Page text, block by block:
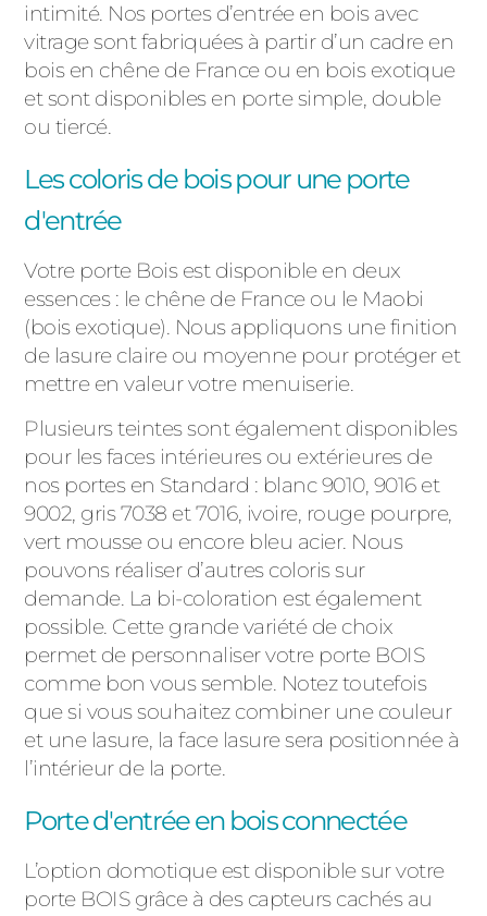
intimité. Nos portes d’entrée en bois avec
vitrage sont fabriquées à partir d’un cadre en
bois en chêne de France ou en bois exotique
et sont disponibles en porte simple, double
ou tiercé.
Les coloris de bois pour une porte
d'entrée
Votre porte Bois est disponible en deux
essences : le chêne de France ou le Maobi
(bois exotique). Nous appliquons une finition
de lasure claire ou moyenne pour protéger et
mettre en valeur votre menuiserie.
Plusieurs teintes sont également disponibles
pour les faces intérieures ou extérieures de
nos portes en Standard : blanc 9010, 9016 et
9002, gris 7038 et 7016, ivoire, rouge pourpre,
vert mousse ou encore bleu acier. Nous
pouvons réaliser d’autres coloris sur
demande. La bi-coloration est également
possible. Cette grande variété de choix
permet de personnaliser votre porte BOIS
comme bon vous semble. Notez toutefois
que si vous souhaitez combiner une couleur
et une lasure, la face lasure sera positionnée à
l’intérieur de la porte.
Porte d'entrée en bois connectée
L’option domotique est disponible sur votre
porte BOIS grâce à des capteurs cachés au